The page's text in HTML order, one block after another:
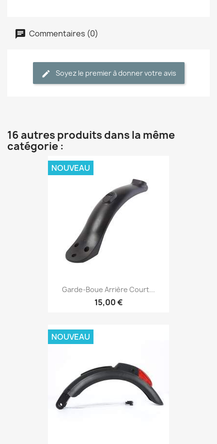
Commentaires (0)
Soyez le premier à donner votre avis
16 autres produits dans la même
catégorie :
Garde-Boue Arrière Court...
15,00 €
NOUVEAU
NOUVEAU